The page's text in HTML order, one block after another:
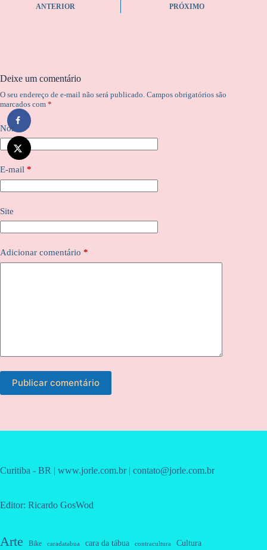
ANTERIOR PRÓXIMO
Deixe um comentário
O seu endereço de e-mail não será publicado. Campos obrigatórios são
marcados com *
Nome *
E-mail *
Site
Adicionar comentário *
Publicar comentário
Curitiba - BR | www.jorle.com.br | contato@jorle.com.br
Editor: Ricardo GosWod
Arte Bike caradatabua cara da tábua contracultura Cultura